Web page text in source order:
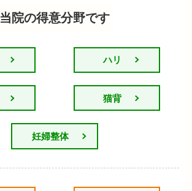
当院の得意分野です
ハリ
猫背
妊婦整体